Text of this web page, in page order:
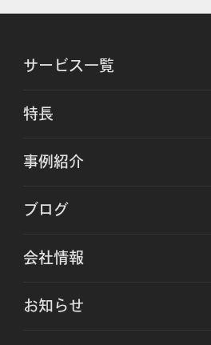
サービス一覧
特長
事例紹介
ブログ
会社情報
お知らせ